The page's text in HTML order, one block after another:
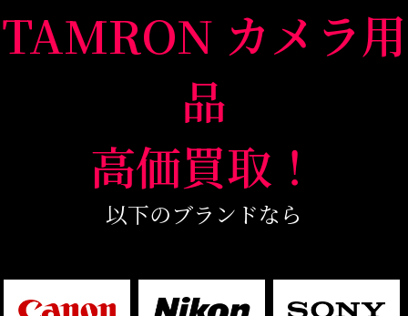
TAMRON カメラ用
品
高価買取！
以下のブランドなら